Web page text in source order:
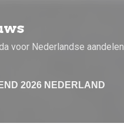
voor Nederlandse aandelen
2026 NEDERLAND